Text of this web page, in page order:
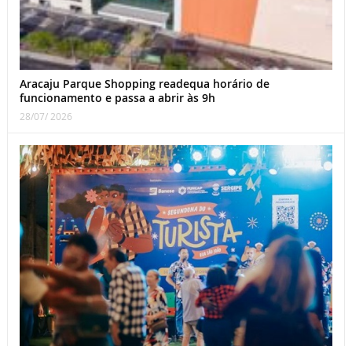
Aracaju Parque Shopping readequa horário de
funcionamento e passa a abrir às 9h
28/07/ 2026